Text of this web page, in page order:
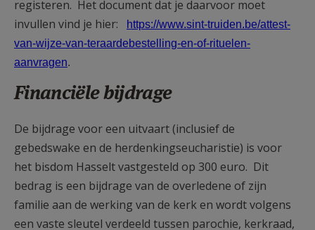
registeren. Het document dat je daarvoor moet
invullen vind je hier:
https://www.sint-truiden.be/attest-
van-wijze-van-teraardebestelling-en-of-rituelen-
aanvragen.
Financiële bijdrage
De bijdrage voor een uitvaart (inclusief de
gebedswake en de herdenkingseucharistie) is voor
het bisdom Hasselt vastgesteld op 300 euro. Dit
bedrag is een bijdrage van de overledene of zijn
familie aan de werking van de kerk en wordt volgens
een vaste sleutel verdeeld tussen parochie, kerkraad,